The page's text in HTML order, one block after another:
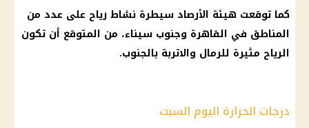
كما توقعت هيئة الأرصاد سيطرة نشاط رياح على عدد من
المناطق في القاهرة وجنوب سيناء، من المتوقع أن تكون
الرياح مثيرة للرمال والاتربة بالجنوب.
درجات الحرارة اليوم السبت